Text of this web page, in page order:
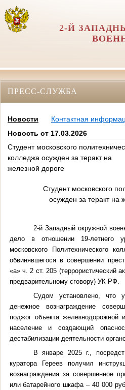
2-Й
ПРЕСС-СЛУЖБА
Новости
Контактная
Новость от 17.03.2026
Студент московского
колледжа осужден за теракт на
железной дороге
Студент московского
осужден за теракт на
2-й Западный окружной
дело в отношении 19-летнего
московского Политехнического
обвинявшегося в совершении
«а» ч. 2 ст. 205 (террористический
предварительному сговору) УК РФ.
Судом установлено, что
денежное вознаграждение
поджог объекта железнодорожной
население и создающий
дестабилизации деятельности
В январе 2025 г.,
куратора Гереев получил
вознаграждения за совершенное
или батарейного шкафа – 40 000